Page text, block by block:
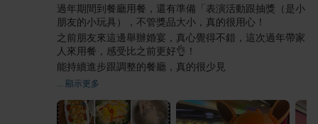
過年期間到餐廳用餐，還有準備「表演活動跟抽獎（是小
朋友的小玩具），不管獎品大小，真的很用心！
之前朋友來這邊舉辦婚宴，真心覺得不錯，這次過年帶家
人來用餐，感受比之前更好👌！
能持續進步跟調整的餐廳，真的很少見
... 顯示更多